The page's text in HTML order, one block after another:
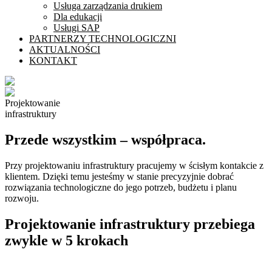
Usługa zarządzania drukiem
Dla edukacji
Usługi SAP
PARTNERZY TECHNOLOGICZNI
AKTUALNOŚCI
KONTAKT
Projektowanie
infrastruktury
Przede wszystkim – współpraca.
Przy projektowaniu infrastruktury pracujemy w ścisłym kontakcie z
klientem. Dzięki temu jesteśmy w stanie precyzyjnie dobrać
rozwiązania technologiczne do jego potrzeb, budżetu i planu
rozwoju.
Projektowanie infrastruktury przebiega
zwykle w 5 krokach​